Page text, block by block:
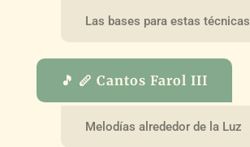
Las bases para estas técnicas
🎵 🪈 Cantos Farol III
Melodías alrededor de la Luz